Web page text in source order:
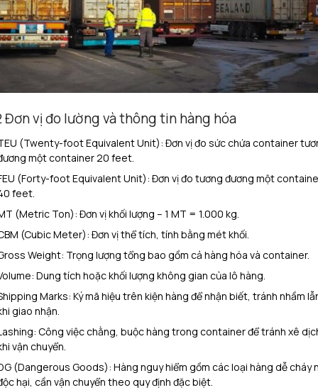
Đơn vị đo lường và thông tin hàng hóa
(Twenty-foot Equivalent Unit): Đơn vị đo sức chứa container
một container 20 feet.
(Forty-foot Equivalent Unit): Đơn vị đo tương đương một
feet.
(Metric Ton): Đơn vị khối lượng – 1 MT = 1.000 kg.
(Cubic Meter): Đơn vị thể tích, tính bằng mét khối.
Weight: Trọng lượng tổng bao gồm cả hàng hóa và container.
Dung tích hoặc khối lượng không gian của lô hàng.
Marks: Ký mã hiệu trên kiện hàng để nhận biết, tránh nhầm
giao nhận.
Công việc chằng, buộc hàng trong container để tránh xê
vận chuyển.
(Dangerous Goods): Hàng nguy hiểm gồm các loại hàng dễ cháy
hại, cần vận chuyển theo quy định đặc biệt.